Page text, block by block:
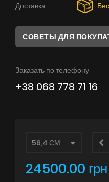
Советы
Сервис
Доставка
СОВЕТЫ ДЛЯ
Заказать по телефону
+38 068 778 71 16
24500.00 грн